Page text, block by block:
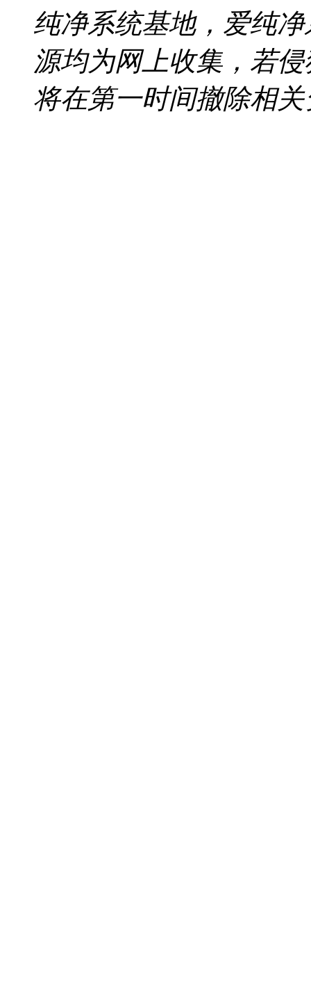
纯净系统基地，爱纯
源均为网上收集，若
将在第一时间撤除相